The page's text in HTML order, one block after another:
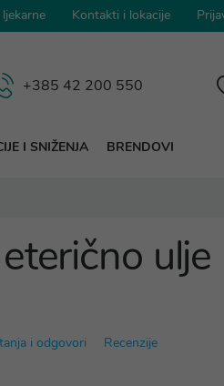
Kontakti i lokacije
+385 42 200 550
I SNIŽENJA BRENDOVI
ulje
i odgovori Recenzije